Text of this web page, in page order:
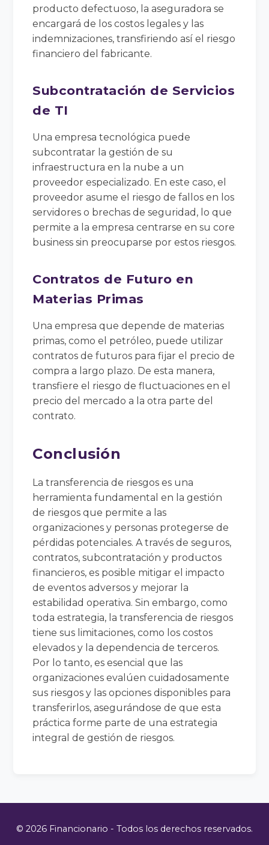
producto defectuoso, la aseguradora se
encargará de los costos legales y las
indemnizaciones, transfiriendo así el riesgo
financiero del fabricante.
Subcontratación de Servicios
de TI
Una empresa tecnológica puede
subcontratar la gestión de su
infraestructura en la nube a un
proveedor especializado. En este caso, el
proveedor asume el riesgo de fallos en los
servidores o brechas de seguridad, lo que
permite a la empresa centrarse en su core
business sin preocuparse por estos riesgos.
Contratos de Futuro en
Materias Primas
Una empresa que depende de materias
primas, como el petróleo, puede utilizar
contratos de futuros para fijar el precio de
compra a largo plazo. De esta manera,
transfiere el riesgo de fluctuaciones en el
precio del mercado a la otra parte del
contrato.
Conclusión
La transferencia de riesgos es una
herramienta fundamental en la gestión
de riesgos que permite a las
organizaciones y personas protegerse de
pérdidas potenciales. A través de seguros,
contratos, subcontratación y productos
financieros, es posible mitigar el impacto
de eventos adversos y mejorar la
estabilidad operativa. Sin embargo, como
toda estrategia, la transferencia de riesgos
tiene sus limitaciones, como los costos
elevados y la dependencia de terceros.
Por lo tanto, es esencial que las
organizaciones evalúen cuidadosamente
sus riesgos y las opciones disponibles para
transferirlos, asegurándose de que esta
práctica forme parte de una estrategia
integral de gestión de riesgos.
© 2026 Financionario - Todos los derechos reservados.